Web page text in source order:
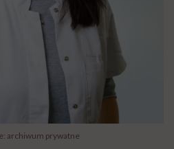
archiwum prywatne